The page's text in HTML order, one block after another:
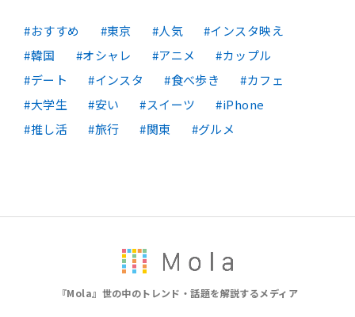
おすすめ 東京 人気
インスタ映え
韓国
オシャレ アニメ
カップル
デート
インスタ 食べ歩き
カフェ
大学生
安い スイーツ
iPhone
推し活
旅行 関東 グルメ
『Mola』世の中のトレンド・話題を解説するメディア